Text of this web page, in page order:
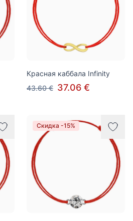
Красная каббала Infinity
43.60 € 37.06 €
Скидка -15%